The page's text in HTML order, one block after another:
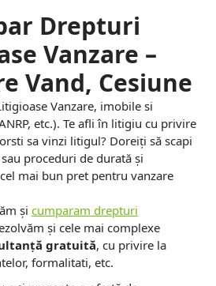
Drepturi
Vanzare –
Vand, Cesiune
Vanzare, imobile si
etc.). Te afli în litigiu cu privire
sa vinzi litigul? Doreiți să scapi
proceduri de durată și
mai bun pret pentru vanzare
și cumparam drepturi
și cele mai complexe
gratuită, cu privire la
formalitati, etc.